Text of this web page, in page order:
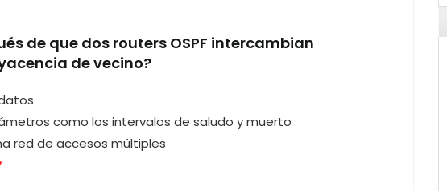
de que dos routers OSPF intercambian
de vecino?
como los intervalos de saludo y muerto
red de accesos múltiples